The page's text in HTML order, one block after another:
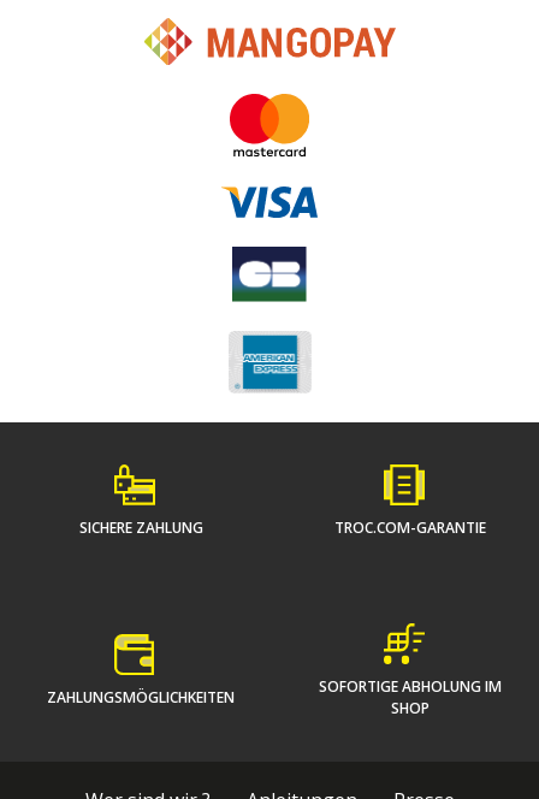
SICHERE ZAHLUNG TROC.COM-GARANTIE
ZAHLUNGSMÖGLICHKEITEN
SOFORTIGE ABHOLUNG IM
SHOP